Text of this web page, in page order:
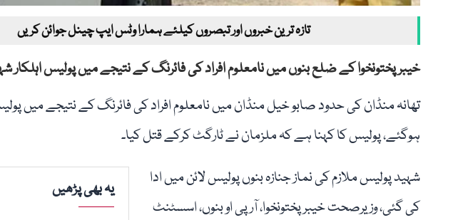
تازہ ترین خبروں اور تبصروں کیلئے ہمارا وٹس ایپ چینل جوائن کریں
خیبرپختونخوا کے ضلع بنوں میں نامعلوم افراد کی فائرنگ کے نتیجے میں پولیس اہلکار
تھانہ منڈان کی حدود صابو خیل منڈان میں نامعلوم افراد کی فائرنگ کے نتیجے میں
ہوگئے، پولیس کا کہنا ہے کہ ملزمان نے ٹارگٹ کرکے قتل کیا۔
یہ بھی پڑھیں
شہید پولیس ملازم کی نماز جنازہ بنوں پولیس لائن میں ادا
کی گئی، وزیرصحت خیبرپختونخوا، آر پی او بنوں، اسسٹنٹ